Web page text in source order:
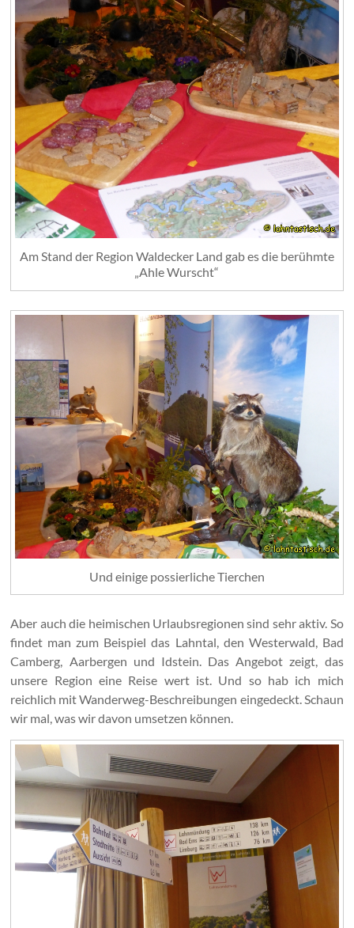
Am Stand der Region Waldecker Land gab es die berühmte
„Ahle Wurscht“
Und einige possierliche Tierchen
Aber auch die heimischen Urlaubsregionen sind sehr aktiv. So
findet man zum Beispiel das Lahntal, den Westerwald, Bad
Camberg, Aarbergen und Idstein. Das Angebot zeigt, das
unsere Region eine Reise wert ist. Und so hab ich mich
reichlich mit Wanderweg-Beschreibungen eingedeckt. Schaun
wir mal, was wir davon umsetzen können.